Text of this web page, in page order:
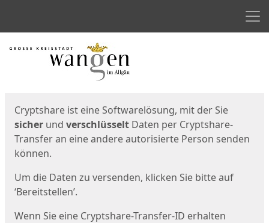
Start
Cryptshare ist eine Softwarelösung, mit der Sie
sicher und verschlüsselt Daten per Cryptshare-
Transfer an eine andere autorisierte Person senden
können.
Um die Daten zu versenden, klicken Sie bitte auf
‘Bereitstellen’.
Wenn Sie eine Cryptshare-Transfer-ID erhalten